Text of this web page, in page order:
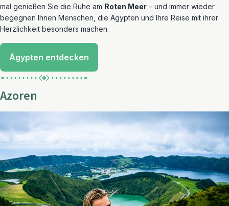
mal genießen Sie die Ruhe am Roten Meer – und immer wieder
begegnen Ihnen Menschen, die Ägypten und Ihre Reise mit ihrer
Herzlichkeit besonders machen.
Ägypten entdecken
Azoren